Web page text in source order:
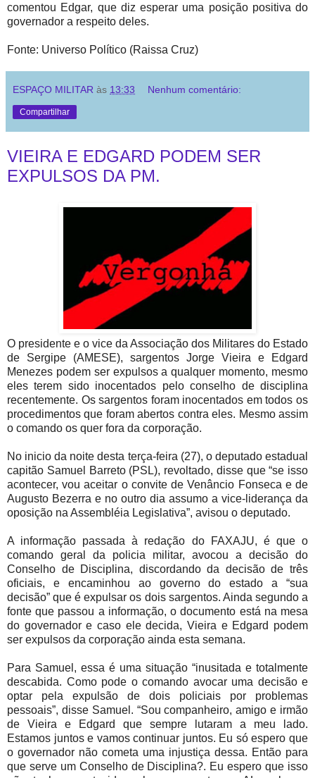
comentou Edgar, que diz esperar uma posição positiva do
governador a respeito deles.
Fonte: Universo Político (Raissa Cruz)
ESPAÇO MILITAR às 13:33 Nenhum comentário:
Compartilhar
VIEIRA E EDGARD PODEM SER
EXPULSOS DA PM.
O presidente e o vice da Associação dos Militares do Estado
de Sergipe (AMESE), sargentos Jorge Vieira e Edgard
Menezes podem ser expulsos a qualquer momento, mesmo
eles terem sido inocentados pelo conselho de disciplina
recentemente. Os sargentos foram inocentados em todos os
procedimentos que foram abertos contra eles. Mesmo assim
o comando os quer fora da corporação.
No inicio da noite desta terça-feira (27), o deputado estadual
capitão Samuel Barreto (PSL), revoltado, disse que “se isso
acontecer, vou aceitar o convite de Venâncio Fonseca e de
Augusto Bezerra e no outro dia assumo a vice-liderança da
oposição na Assembléia Legislativa”, avisou o deputado.
A informação passada à redação do FAXAJU, é que o
comando geral da policia militar, avocou a decisão do
Conselho de Disciplina, discordando da decisão de três
oficiais, e encaminhou ao governo do estado a “sua
decisão” que é expulsar os dois sargentos. Ainda segundo a
fonte que passou a informação, o documento está na mesa
do governador e caso ele decida, Vieira e Edgard podem
ser expulsos da corporação ainda esta semana.
Para Samuel, essa é uma situação “inusitada e totalmente
descabida. Como pode o comando avocar uma decisão e
optar pela expulsão de dois policiais por problemas
pessoais”, disse Samuel. “Sou companheiro, amigo e irmão
de Vieira e Edgard que sempre lutaram a meu lado.
Estamos juntos e vamos continuar juntos. Eu só espero que
o governador não cometa uma injustiça dessa. Então para
que serve um Conselho de Disciplina?. Eu espero que isso